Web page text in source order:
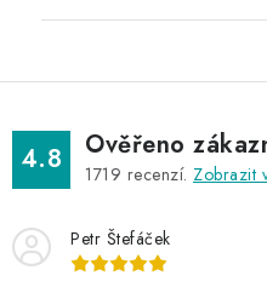
4.8 Ověřeno
1719 recenzí. Zobrazit
Petr Štefáček